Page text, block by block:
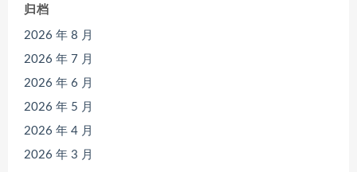
归档
2026 年 8 月
2026 年 7 月
2026 年 6 月
2026 年 5 月
2026 年 4 月
2026 年 3 月